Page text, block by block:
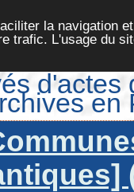
la navigation
trafic. L'usage du
d'actes
en